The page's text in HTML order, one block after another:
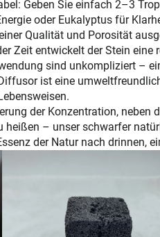
Geben Sie einfach 2–3
oder Eukalyptus für
Qualität und Porosität
Zeit entwickelt der Stein eine
sind unkompliziert –
ist eine
der Konzentration, neben
heißen – unser schwarfer
der Natur nach drinnen,